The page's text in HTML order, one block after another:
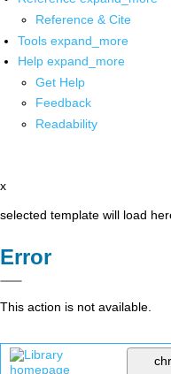
Reference & Cite
Tools expand_more
Help expand_more
Get Help
Feedback
Readability
x
selected template will load
Error
This action is not available.